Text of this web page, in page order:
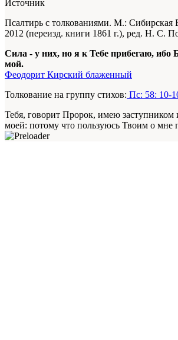
Источник
Псалтирь с толкованиями. М.: Сибирская
2012 (переизд. книги 1861 г.), ред. Н. С.
Сила - у них, но я к Тебе прибегаю, ибо
мой.
Феодорит Кирский блаженный
Толкование на группу стихов: Пс: 58: 10-
Тебя, говорит Пророк, имею заступником
моей: потому что пользуюсь Твоим о